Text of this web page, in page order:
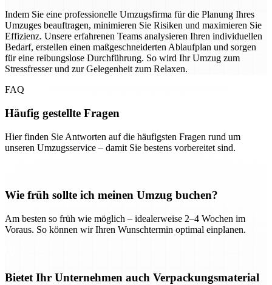
Indem Sie eine professionelle Umzugsfirma für die Planung Ihres
Umzuges beauftragen, minimieren Sie Risiken und maximieren Sie
Effizienz. Unsere erfahrenen Teams analysieren Ihren individuellen
Bedarf, erstellen einen maßgeschneiderten Ablaufplan und sorgen
für eine reibungslose Durchführung. So wird Ihr Umzug zum
Stressfresser und zur Gelegenheit zum Relaxen.
FAQ
Häufig gestellte Fragen
Hier finden Sie Antworten auf die häufigsten Fragen rund um
unseren Umzugsservice – damit Sie bestens vorbereitet sind.
Wie früh sollte ich meinen Umzug buchen?
Am besten so früh wie möglich – idealerweise 2–4 Wochen im
Voraus. So können wir Ihren Wunschtermin optimal einplanen.
Bietet Ihr Unternehmen auch Verpackungsmaterial